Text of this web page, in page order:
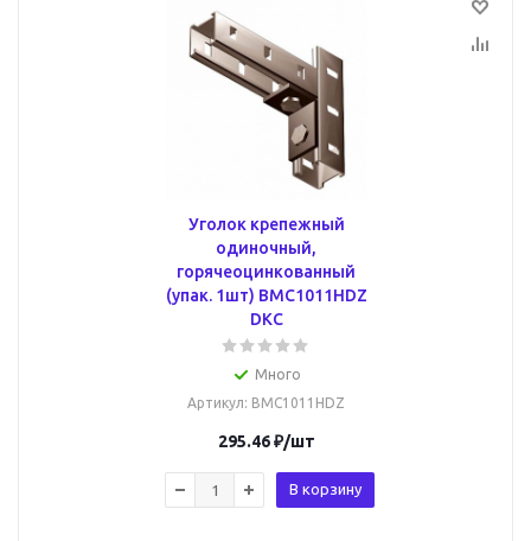
Уголок крепежный
одиночный,
горячеоцинкованный
(упак. 1шт) BMC1011HDZ
DKC
Много
Артикул: BMC1011HDZ
295.46₽/шт
В корзину